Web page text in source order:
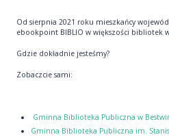
Od sierpnia 2021 roku mieszkańcy
ebookpoint BIBLIO w większości bibliotek
Gdzie dokładnie jesteśmy?
Zobaczcie sami:
Gminna Biblioteka Publiczna w
Gminna Biblioteka Publiczna im.